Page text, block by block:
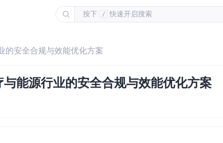
按下 / 快速开启搜索
的安全合规与效能优化方案
能源行业的安全合规与效能优化方案